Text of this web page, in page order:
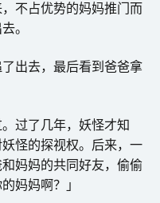
不占优势的妈妈推门而
。
出去，最后看到爸爸拿
过了几年，妖怪才知
怪的探视权。后来，一
妈妈的共同好友，偷偷
妈妈啊？」